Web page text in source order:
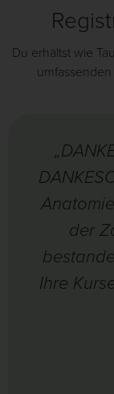
Du erhältst wie
der
Ihre